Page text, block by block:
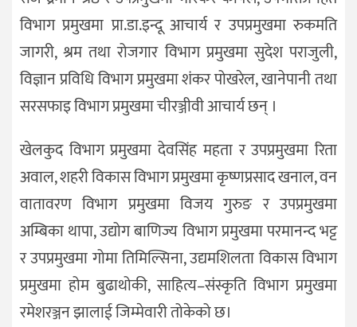
विभाग प्रमुखमा प्रा.डा.इन्दू आचार्य र उपप्रमुखमा रुकमति
जागरी, श्रम तथा रोजगार विभाग प्रमुखमा सुदेश पराजुली,
विज्ञान प्रविधि विभाग प्रमुखमा शंकर पोखरेल, खानेपानी तथा
सरसफाइ विभाग प्रमुखमा चीरञ्जीवी आचार्य छन् ।
खेलकुद विभाग प्रमुखमा देवसिंह महता र उपप्रमुखमा रिता
अवाल, शहरी विकास विभाग प्रमुखमा कृष्णप्रसाद खनाल, वन
वातावरण विभाग प्रमुखमा विजय गुरुङ र उपप्रमुखमा
अम्बिका थापा, उद्योग बाणिज्य विभाग प्रमुखमा परमानन्द भट्ट
र उपप्रमुखमा गोमा तिमिल्सिना, उद्यमशिलता विकास विभाग
प्रमुखमा होम बुढाथोकी, साहित्य–संस्कृति विभाग प्रमुखमा
रमेशरञ्जन झालाई जिम्मेवारी तोकेको छ।